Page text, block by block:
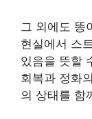
그 외에도 똥
현실에서 스
있음을 뜻할
회복과 정화
의 상태를 함